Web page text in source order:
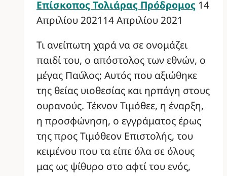
Επίσκοπος Τολιάρας Πρόδρομος 14
Απριλίου 2021 14 Απριλίου 2021
Τι ανείπωτη χαρά να σε ονομάζει
παιδί του, ο απόστολος των εθνών, ο
μέγας Παύλος; Αυτός που αξιώθηκε
της θείας υιοθεσίας και ηρπάγη στους
ουρανούς. Τέκνον Τιμόθεε, η έναρξη,
η προσφώνηση, ο εγγράματος έρως
της προς Τιμόθεον Επιστολής, του
κειμένου που τα είπε όλα σε όλους
μας ως ψίθυρο στο αφτί του ενός,